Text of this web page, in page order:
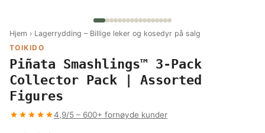
Hjem › Lagerrydding – Billige leker og kosedyr på salg
TOIKIDO
Piñata Smashlings™ 3-Pack
Collector Pack | Assorted
Figures
4,9/5 – 600+ fornøyde kunder